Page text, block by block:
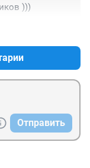
)))
Отправить